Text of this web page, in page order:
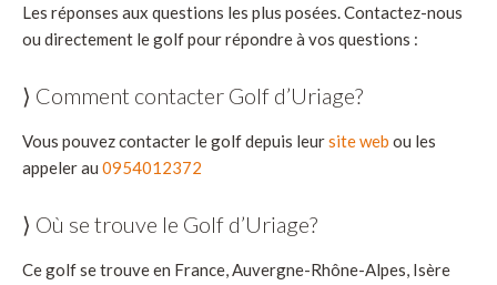
Les réponses aux questions les plus posées. Contactez-nous
ou directement le golf pour répondre à vos questions :
⟩ Comment contacter Golf d’Uriage?
Vous pouvez contacter le golf depuis leursite web ou les
appeler au 0954012372
⟩ Où se trouve le Golf d’Uriage?
Ce golf se trouve en France, Auvergne-Rhône-Alpes, Isère